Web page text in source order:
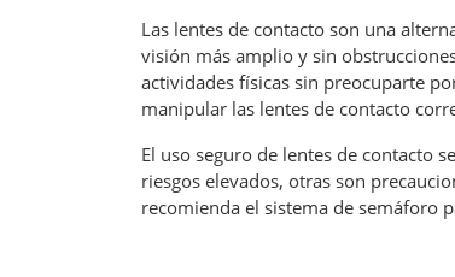
Las lentes de contacto son una
visión más amplio y sin
actividades físicas sin preocuparte
manipular las lentes de contacto
El uso seguro de lentes de contacto
riesgos elevados, otras son
recomienda el sistema de semáforo